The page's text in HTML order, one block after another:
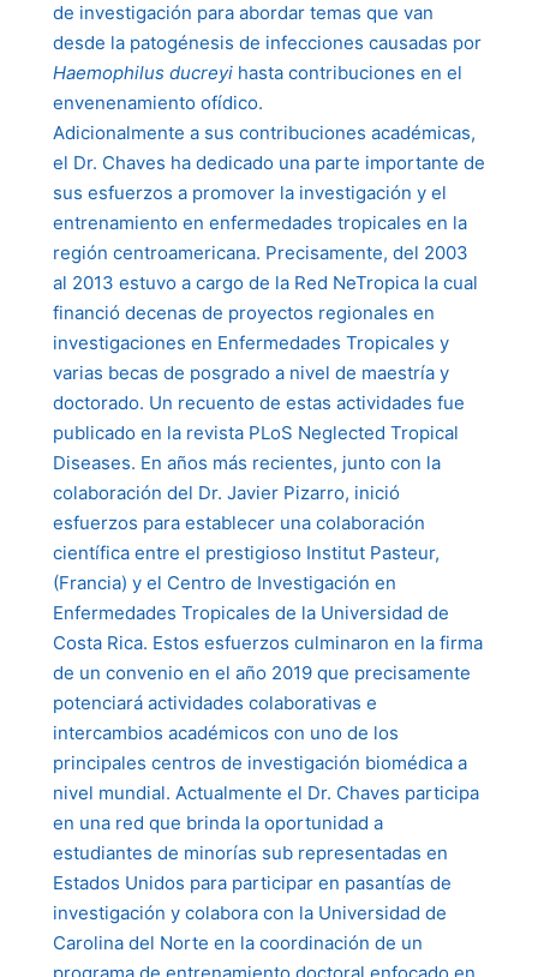
de investigación para abordar temas que van
desde la patogénesis de infecciones causadas por
Haemophilus ducreyihasta contribuciones en el
envenenamiento ofídico.
Adicionalmente a sus contribuciones académicas,
el Dr. Chaves ha dedicado una parte importante de
sus esfuerzos a promover la investigación y el
entrenamiento en enfermedades tropicales en la
región centroamericana. Precisamente, del 2003
al 2013 estuvo a cargo de la Red NeTropica la cual
financió decenas de proyectos regionales en
investigaciones en Enfermedades Tropicales y
varias becas de posgrado a nivel de maestría y
doctorado. Un recuento de estas actividades fue
publicado en la revista PLoS Neglected Tropical
Diseases. En años más recientes, junto con la
colaboración del Dr. Javier Pizarro, inició
esfuerzos para establecer una colaboración
científica entre el prestigioso Institut Pasteur,
(Francia) y el Centro de Investigación en
Enfermedades Tropicales de la Universidad de
Costa Rica. Estos esfuerzos culminaron en la firma
de un convenio en el año 2019 que precisamente
potenciará actividades colaborativas e
intercambios académicos con uno de los
principales centros de investigación biomédica a
nivel mundial. Actualmente el Dr. Chaves participa
en una red que brinda la oportunidad a
estudiantes de minorías sub representadas en
Estados Unidos para participar en pasantías de
investigación y colabora con la Universidad de
Carolina del Norte en la coordinación de un